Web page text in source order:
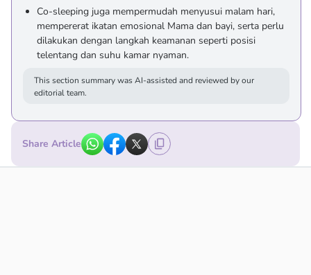
Co-sleeping juga mempermudah menyusui malam hari,
mempererat ikatan emosional Mama dan bayi, serta perlu
dilakukan dengan langkah keamanan seperti posisi
telentang dan suhu kamar nyaman.
This section summary was AI-assisted and reviewed by our
editorial team.
Share Article